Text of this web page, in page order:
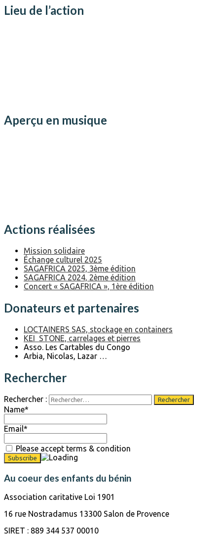
Lieu de l’action
Aperçu en musique
Actions réalisées
Mission solidaire
Échange culturel 2025
SAGAFRICA 2025, 3ème édition
SAGAFRICA 2024, 2ème édition
Concert « SAGAFRICA », 1ère édition
Donateurs et partenaires
LOCTAINERS SAS, stockage en containers
KEI STONE, carrelages et pierres
Asso. Les Cartables du Congo
Arbia, Nicolas, Lazar …
Rechercher
Rechercher :
Name*
Email*
Please accept terms & condition
Au coeur des enfants du bénin
Association caritative Loi 1901
16 rue Nostradamus 13300 Salon de Provence
SIRET : 889 344 537 00010